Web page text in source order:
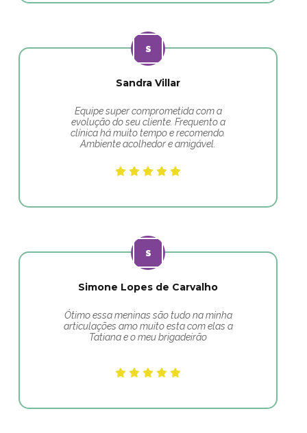
Sandra Villar
Equipe super comprometida com a
evolução do seu cliente. Frequento a
clínica há muito tempo e recomendo.
Ambiente acolhedor e amigável.
Simone Lopes de Carvalho
Ótimo essa meninas são tudo na minha
articulações amo muito esta com elas a
Tatiana e o meu brigadeirão